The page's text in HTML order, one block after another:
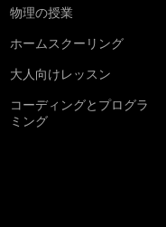
物理の授業
ホームスクーリング
大人向けレッスン
コーディングとプログラ
ミング